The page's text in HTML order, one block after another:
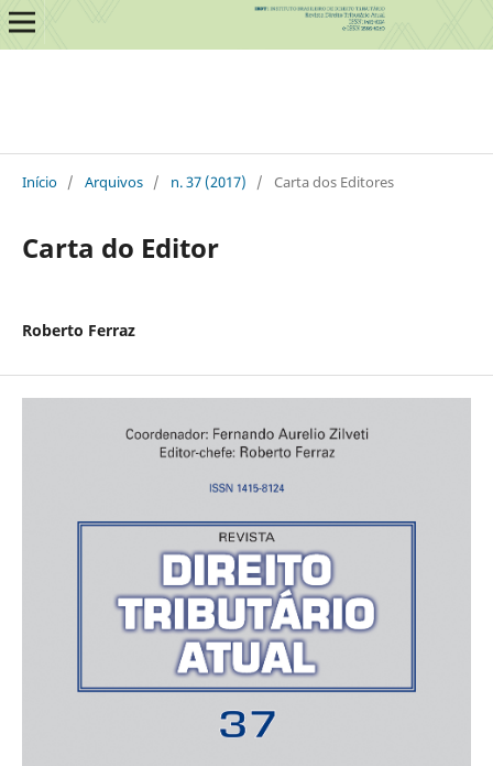
Início / Arquivos / n. 37 (2017) / Carta dos Editores
Carta do Editor
Roberto Ferraz